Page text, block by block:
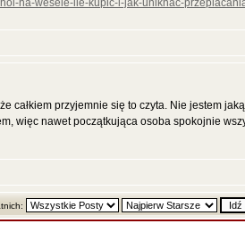
na-wesele-ile-kupic-i-jak-uniknac-
całkiem przyjemnie się to czyta. Nie jestem
więc nawet początkująca osoba spokojnie